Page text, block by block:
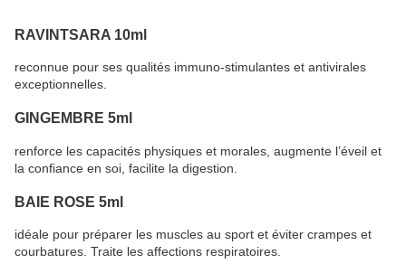
RAVINTSARA 10ml
reconnue pour ses qualités immuno-stimulantes et antivirales
exceptionnelles.
GINGEMBRE 5ml
renforce les capacités physiques et morales, augmente l’éveil et
la confiance en soi, facilite la digestion.
BAIE ROSE 5ml
idéale pour préparer les muscles au sport et éviter crampes et
courbatures. Traite les affections respiratoires.